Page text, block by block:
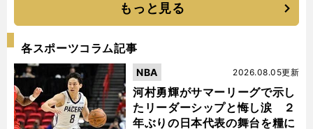
もっと見る
各スポーツコラム記事
河村勇輝がサマーリーグで示し
たリーダーシップと悔し涙 ２
年ぶりの日本代表の舞台を糧に
2026.08.05更新
NBA